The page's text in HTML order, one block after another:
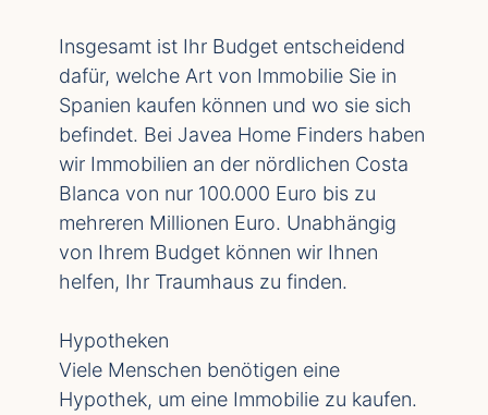
Insgesamt ist Ihr Budget entscheidend
dafür, welche Art von Immobilie Sie in
Spanien kaufen können und wo sie sich
befindet. Bei Javea Home Finders haben
wir Immobilien an der nördlichen Costa
Blanca von nur 100.000 Euro bis zu
mehreren Millionen Euro. Unabhängig
von Ihrem Budget können wir Ihnen
helfen, Ihr Traumhaus zu finden.
Hypotheken
Viele Menschen benötigen eine
Hypothek, um eine Immobilie zu kaufen.